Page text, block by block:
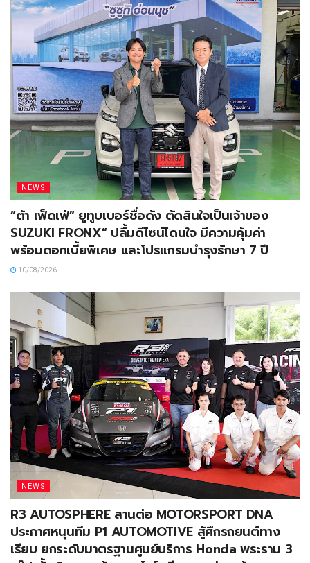
NEWS
“ต้า เฟ็ดเฟ่” ยูทูบเบอร์ชื่อดัง ตัดสินใจเป็นเจ้าของ
SUZUKI FRONX” ปลื้มดีไซน์โดนใจ มีความคุ้มค่า
พร้อมดอกเบี้ยพิเศษ และโปรแกรมบำรุงรักษา 7 ปี
10/08/2026
NEWS
R3 AUTOSPHERE สานต่อ MOTORSPORT DNA
ประกาศหนุนทีม P1 AUTOMOTIVE สู้ศึกรถยนต์ทาง
เรียบ ยกระดับมาตรฐานศูนย์บริการ Honda พระราม 3